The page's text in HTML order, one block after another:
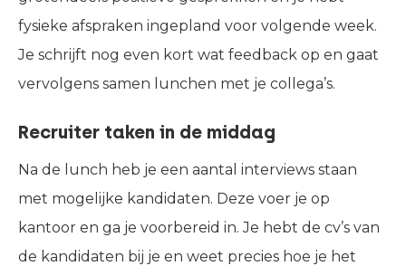
fysieke afspraken ingepland voor volgende week.
Je schrijft nog even kort wat feedback op en gaat
vervolgens samen lunchen met je collega’s.
Recruiter taken in de middag
Na de lunch heb je een aantal interviews staan
met mogelijke kandidaten. Deze voer je op
kantoor en ga je voorbereid in. Je hebt de cv’s van
de kandidaten bij je en weet precies hoe je het